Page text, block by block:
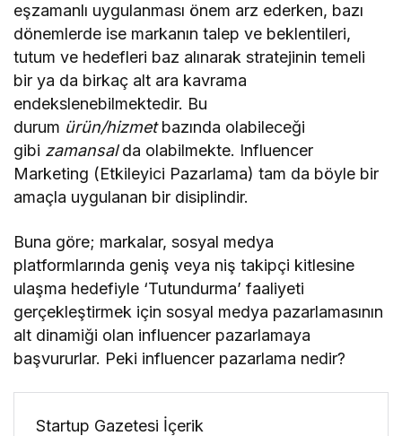
eşzamanlı uygulanması önem arz ederken, bazı
dönemlerde ise markanın talep ve beklentileri,
tutum ve hedefleri baz alınarak stratejinin temeli
bir ya da birkaç alt ara kavrama
endekslenebilmektedir. Bu
durum ürün/hizmetbazında olabileceği
gibi zamansalda olabilmekte. Influencer
Marketing (Etkileyici Pazarlama) tam da böyle bir
amaçla uygulanan bir disiplindir.
Buna göre; markalar, sosyal medya
platformlarında geniş veya niş takipçi kitlesine
ulaşma hedefiyle ‘Tutundurma’ faaliyeti
gerçekleştirmek için sosyal medya pazarlamasının
alt dinamiği olan influencer pazarlamaya
başvururlar. Peki influencer pazarlama nedir?
Startup Gazetesi İçerik